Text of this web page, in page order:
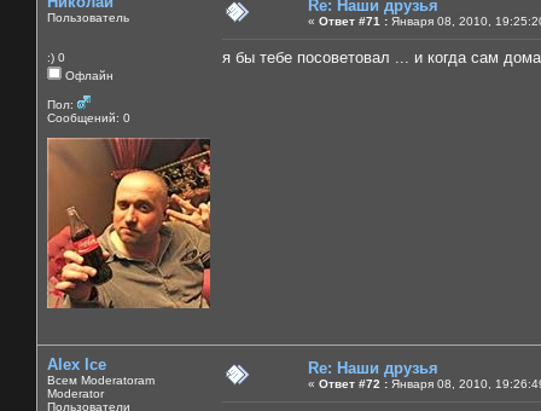
Пользователь
:) 0
Офлайн
Пол:
Сообщений: 0
Re: Наши друзья
« Ответ #71 : Января 08, 2010,
я бы тебе посоветовал ... и когда сам
Alex Ice
Всем Moderatoram
Moderator
Пользователи
Re: Наши друзья
« Ответ #72 : Января 08, 2010,